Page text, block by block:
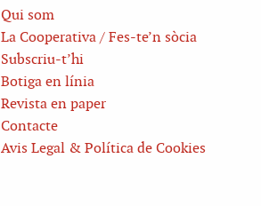
Qui som
La Cooperativa / Fes-te’n sòcia
Subscriu-t’hi
Botiga en línia
Revista en paper
Contacte
Avis Legal & Política de Cookies